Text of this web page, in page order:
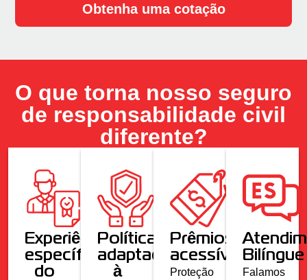
Obtenha uma cotação
O que torna nosso seguro
de responsabilidade civil
diferente?
Experiência
específica
do
Políticas
adaptadas
à
Prêmios
acessíveis
Proteção
Bilíngue
Falamos